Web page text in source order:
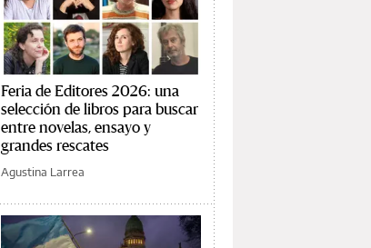
Feria de Editores 2026: una
selección de libros para buscar
entre novelas, ensayo y
grandes rescates
Agustina Larrea